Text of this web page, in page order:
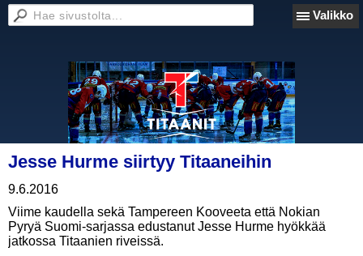
Valikko
Jesse Hurme siirtyy Titaaneihin
9.6.2016
Viime kaudella sekä Tampereen Kooveeta että Nokian
Pyryä Suomi-sarjassa edustanut Jesse Hurme hyökkää
jatkossa Titaanien riveissä.